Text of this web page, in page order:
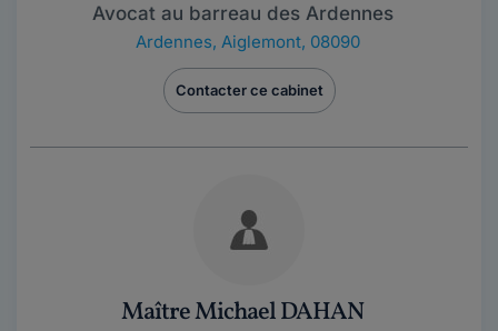
Avocat au barreau des Ardennes
Ardennes, Aiglemont, 08090
Contacter ce cabinet
Maître Michael DAHAN